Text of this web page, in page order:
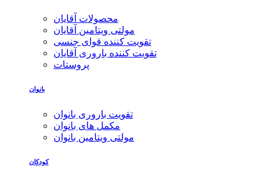
محصولات آقایان
مولتی ویتامین آقایان
تقویت کننده قوای جنسی
تقویت کننده باروری آقایان
پروستات
بانوان
تقویت باروری بانوان
مکمل های بانوان
مولتی ویتامین بانوان
کودکان